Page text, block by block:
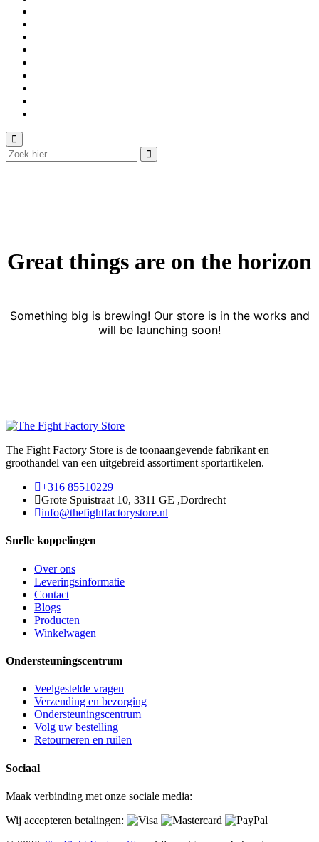
Great things are on the horizon
Something big is brewing! Our store is in the works and
will be launching soon!
The Fight Factory Store is de toonaangevende fabrikant en
groothandel van een uitgebreid assortiment sportartikelen.
+316 85510229
Grote Spuistraat 10, 3311 GE ,Dordrecht
info@thefightfactorystore.nl
Snelle koppelingen
Over ons
Leveringsinformatie
Contact
Blogs
Producten
Winkelwagen
Ondersteuningscentrum
Veelgestelde vragen
Verzending en bezorging
Ondersteuningscentrum
Volg uw bestelling
Retourneren en ruilen
Sociaal
Maak verbinding met onze sociale media:
Wij accepteren betalingen: